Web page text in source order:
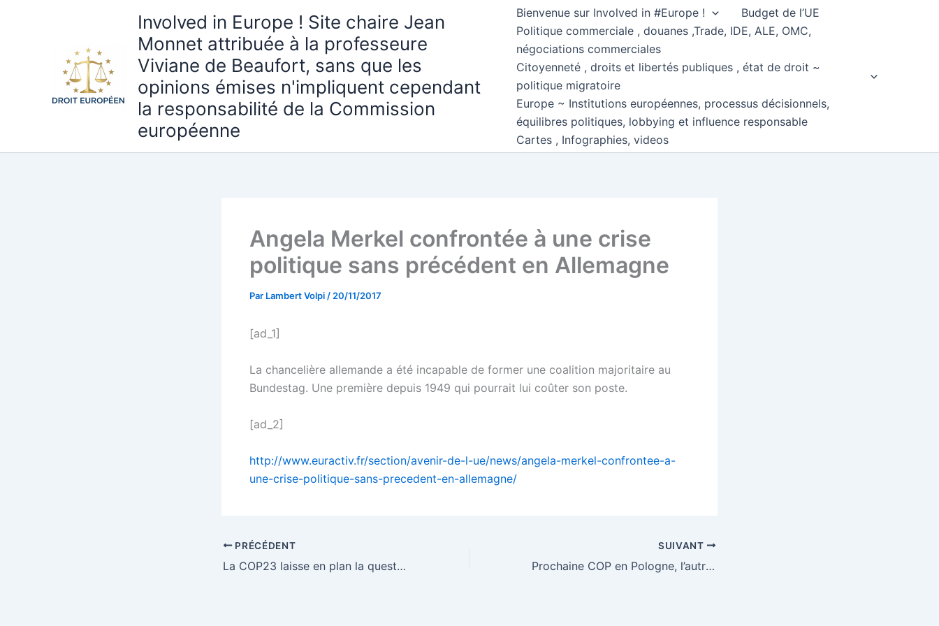
Involved in Europe ! Site chaire Jean
Monnet attribuée à la professeure
Viviane de Beaufort, sans que les
opinions émises n'impliquent cependant
la responsabilité de la Commission
européenne
Bienvenue sur Involved in #Europe !
Budget de l’UE
Politique commerciale , douanes ,Trade, IDE, ALE, OMC,
négociations commerciales
Citoyenneté , droits et libertés publiques , état de droit ~
politique migratoire
Europe ~ Institutions européennes, processus décisionnels,
équilibres politiques, lobbying et influence responsable
Cartes , Infographies, videos
Angela Merkel confrontée à une crise
politique sans précédent en Allemagne
Par Lambert Volpi / 20/11/2017
[ad_1]
La chancelière allemande a été incapable de former une coalition majoritaire au
Bundestag. Une première depuis 1949 qui pourrait lui coûter son poste.
[ad_2]
http://www.euractiv.fr/section/avenir-de-l-ue/news/angela-merkel-confrontee-a-
une-crise-politique-sans-precedent-en-allemagne/
PRÉCÉDENT
La COP23 laisse en plan la question du financement
SUIVANT
Prochaine COP en Pologne, l’autre pays du charbon